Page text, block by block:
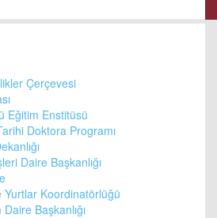
Çerçevesi
Eğitim Enstitüsü
Doktora Programı
Daire Başkanlığı
Yurtlar Koordinatörlüğü
Başkanlığı